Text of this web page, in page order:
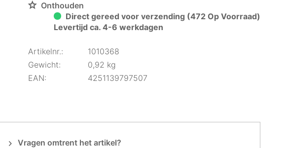
Onthouden
Direct gereed voor verzending (472 Op Voorraad)
Levertijd ca. 4-6 werkdagen
Artikelnr.:
1010368
Gewicht:
0,92 kg
EAN:
4251139797507
Vragen omtrent het artikel?